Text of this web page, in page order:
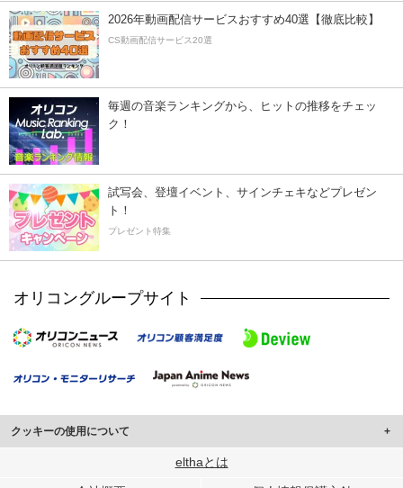
2026年動画配信サービスおすすめ40選【徹底比較】
CS動画配信サービス20選
毎週の音楽ランキングから、ヒットの推移をチェッ
ク！
試写会、登壇イベント、サインチェキなどプレゼン
ト！
プレゼント特集
オリコングループサイト
クッキーの使用について
このサイトでは Cookie を使用して、ユーザーに合わせたコンテンツや広告の
elthaとは